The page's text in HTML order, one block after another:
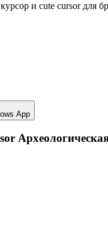
и cute cursor для
App